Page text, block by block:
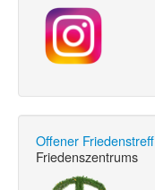
Offener Friedenstreff
Friedenszentrums